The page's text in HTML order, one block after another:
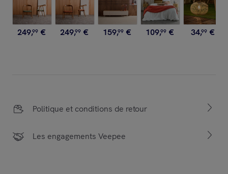
249,99 € 249,99 € 159,99 € 109,99 € 34,99 €
Politique et conditions de retour
Les engagements Veepee